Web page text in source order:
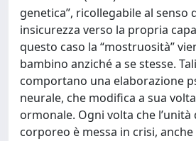
genetica”, ricollegabile al senso
insicurezza verso la propria
questo caso la “mostruosità”
bambino anziché a se stesse.
comportano una elaborazione
neurale, che modifica a sua
ormonale. Ogni volta che l’unità
corporeo è messa in crisi, anche